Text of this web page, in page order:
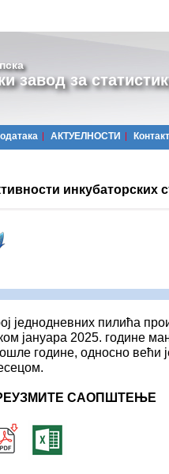
завод за
АКТУЕЛНОСТИ Контакт
инкубаторских
једнодневних пилића
јануара 2025. године
године, односно већи
САОПШТЕЊЕ